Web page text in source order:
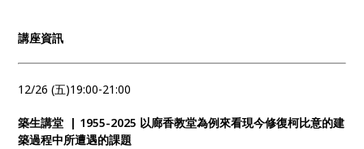
講座資訊
12/26 (五)19:00-21:00
築生講堂 | 1955-2025 以廊香教堂為例來看現今修復柯比意的建
築過程中所遭遇的課題